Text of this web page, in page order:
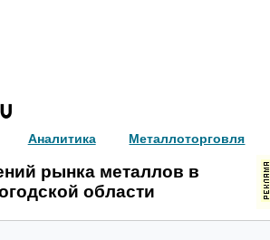
Аналитика Металлоторговля
рынка металлов в
области